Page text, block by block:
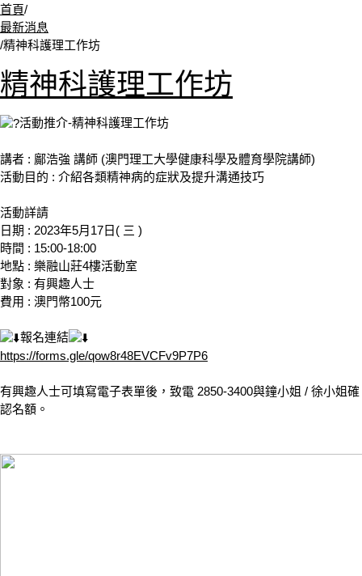
首頁/
最新消息
/精神科護理工作坊
精神科護理工作坊
活動推介-精神科護理工作坊
講者 : 鄺浩強 講師 (澳門理工大學健康科學及體育學院講師)
活動目的 : 介紹各類精神病的症狀及提升溝通技巧
活動詳請
日期 : 2023年5月17日( 三 )
時間 : 15:00-18:00
地點 : 樂融山莊4樓活動室
對象 : 有興趣人士
費用 : 澳門幣100元
報名連結
https://forms.gle/qow8r48EVCFv9P7P6
有興趣人士可填寫電子表單後，致電 2850-3400與鐘小姐 / 徐小姐確
認名額。